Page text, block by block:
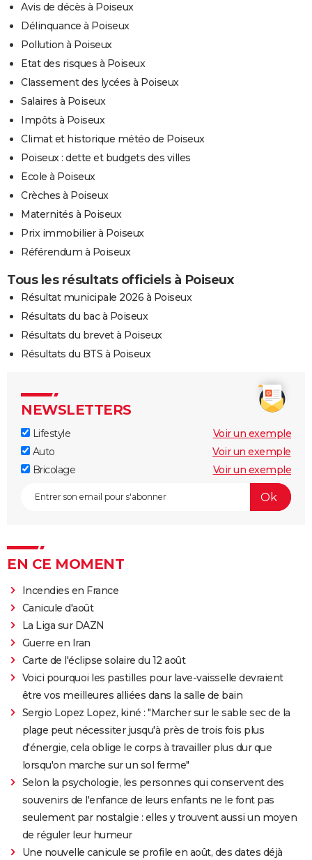
Avis de décès à Poiseux
Délinquance à Poiseux
Pollution à Poiseux
Etat des risques à Poiseux
Classement des lycées à Poiseux
Salaires à Poiseux
Impôts à Poiseux
Climat et historique météo de Poiseux
Poiseux : dette et budgets des villes
Ecole à Poiseux
Crèches à Poiseux
Maternités à Poiseux
Prix immobilier à Poiseux
Référendum à Poiseux
Tous les résultats officiels à Poiseux
Résultat municipale 2026 à Poiseux
Résultats du bac à Poiseux
Résultats du brevet à Poiseux
Résultats du BTS à Poiseux
NEWSLETTERS
Lifestyle
Voir un exemple
Auto
Voir un exemple
Bricolage
Voir un exemple
EN CE MOMENT
Incendies en France
Canicule d'août
La Liga sur DAZN
Guerre en Iran
Carte de l'éclipse solaire du 12 août
Voici pourquoi les pastilles pour lave-vaisselle devraient
être vos meilleures alliées dans la salle de bain
Sergio Lopez Lopez, kiné : "Marcher sur le sable sec de la
plage peut nécessiter jusqu'à près de trois fois plus
d'énergie, cela oblige le corps à travailler plus dur que
lorsqu'on marche sur un sol ferme"
Selon la psychologie, les personnes qui conservent des
souvenirs de l'enfance de leurs enfants ne le font pas
seulement par nostalgie : elles y trouvent aussi un moyen
de réguler leur humeur
Une nouvelle canicule se profile en août, des dates déjà